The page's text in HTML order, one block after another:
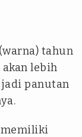
tahun
akan lebih
panutan
memiliki